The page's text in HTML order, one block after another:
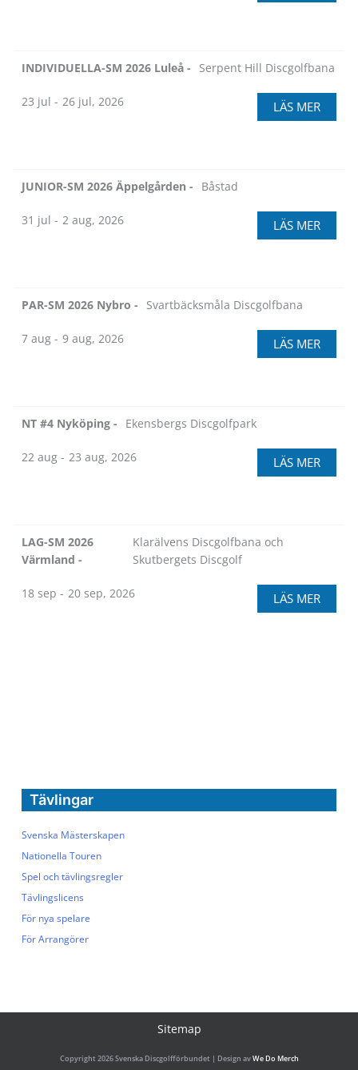
Tävlingar
Svenska Mästerskapen
Nationella Touren
Spel och tävlingsregler
Tävlingslicens
För nya spelare
För Arrangörer
23 jul - 26 jul, 2026
INDIVIDUELLA-SM 2026 Luleå - Serpent Hill Discgolfbana
LÄS MER
31 jul - 2 aug, 2026
JUNIOR-SM 2026 Äppelgården - Båstad
LÄS MER
7 aug - 9 aug, 2026
PAR-SM 2026 Nybro - Svartbäcksmåla Discgolfbana
LÄS MER
22 aug - 23 aug, 2026
NT #4 Nyköping - Ekensbergs Discgolfpark
LÄS MER
18 sep - 20 sep, 2026
LAG-SM 2026
Värmland -
Klarälvens Discgolfbana och
Skutbergets Discgolf
LÄS MER
Copyright 2026 Svenska Discgolfförbundet | Design avWe Do Merch
Sitemap